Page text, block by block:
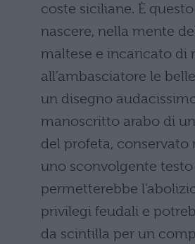
coste siciliane. È
nascere, nella mente
maltese e incaricato di
all’ambasciatore le
un disegno
manoscritto arabo di
del profeta, conservato
uno sconvolgente
permetterebbe
privilegi feudali e
da scintilla per un